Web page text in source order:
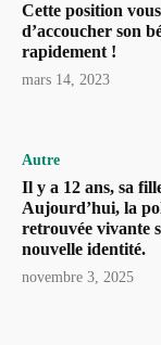
Cette position
d’accoucher son
rapidement !
mars 14, 2023
Autre
Il y a 12 ans, sa
Aujourd’hui, la
retrouvée vivante
nouvelle identité.
novembre 3, 2025